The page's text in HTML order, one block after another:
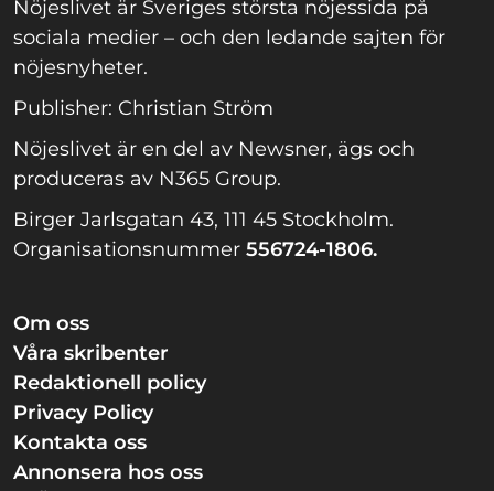
Nöjeslivet är Sveriges största nöjessida på
sociala medier – och den ledande sajten för
nöjesnyheter.
Publisher: Christian Ström
Nöjeslivet är en del av Newsner, ägs och
produceras av N365 Group.
Birger Jarlsgatan 43, 111 45 Stockholm.
Organisationsnummer 556724-1806.
Om oss
Våra skribenter
Redaktionell policy
Privacy Policy
Kontakta oss
Annonsera hos oss